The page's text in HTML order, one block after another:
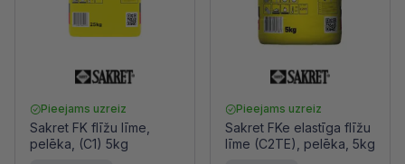
Pieejams uzreiz
Sakret FK flīžu līme,
pelēka, (C1) 5kg
Pieejams uzreiz
Sakret FKe elastīga flīžu
līme (C2TE), pelēka, 5kg